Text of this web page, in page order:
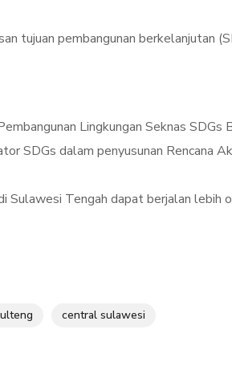
tujuan pembangunan berkelanjutan
Lingkungan Seknas
SDGs dalam penyusunan Rencana
Sulawesi Tengah dapat berjalan
central sulawesi